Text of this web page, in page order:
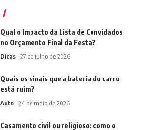
Qual o Impacto da Lista de Convidados
no Orçamento Final da Festa?
Dicas 27 de julho de 2026
Quais os sinais que a bateria do carro
está ruim?
Auto 24 de maio de 2026
Casamento civil ou religioso: como o